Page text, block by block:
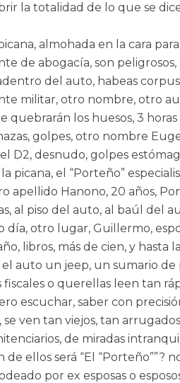
la totalidad de lo que se
almohada en la cara
de abogacía, son peligrosos,
del auto, habeas
militar, otro nombre, otro
los huesos, 3 horas
golpes, otro nombre
D2, desnudo, golpes
picana, el “Porteño”
Hanono, 20 años,
al piso del auto, al baúl del
otro lugar, Guillermo,
libros, más de cien, y hasta
auto un jeep, un sumario
o querellas leen tan
escuchar, saber con
ven tan viejos, tan
de miradas
ellos será “El
por ex esposas o